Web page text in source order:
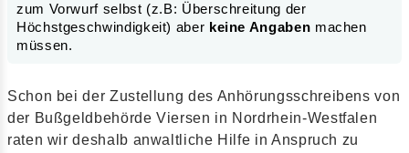
zum Vorwurf selbst (z.B: Überschreitung der
Höchstgeschwindigkeit) aber keine Angaben machen
müssen.
Schon bei der Zustellung des Anhörungsschreibens von
der Bußgeldbehörde Viersen in Nordrhein-Westfalen
raten wir deshalb anwaltliche Hilfe in Anspruch zu